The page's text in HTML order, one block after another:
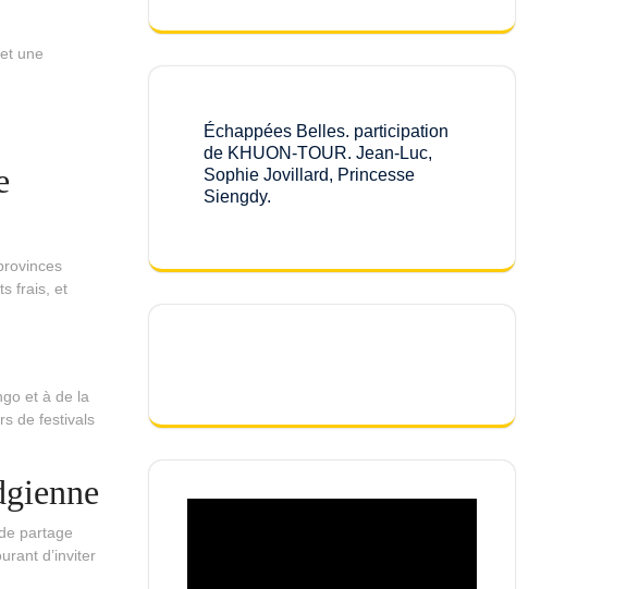
une
frais, et
et à de la
de festivals
partage
d’inviter
Échappées Belles. participation
de KHUON-TOUR. Jean-Luc,
Sophie Jovillard, Princesse
Siengdy.